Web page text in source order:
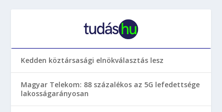
Kedden köztársasági elnökválasztás lesz
Magyar Telekom: 88 százalékos az 5G lefedettsége
lakosságarányosan